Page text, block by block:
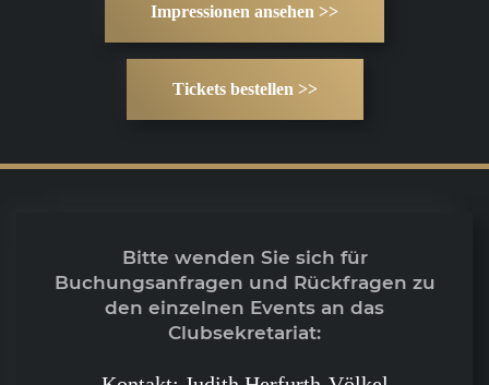
Impressionen ansehen >>
Tickets bestellen >>
Bitte wenden Sie sich für
Buchungsanfragen und Rückfragen zu
den einzelnen Events an das
Clubsekretariat: